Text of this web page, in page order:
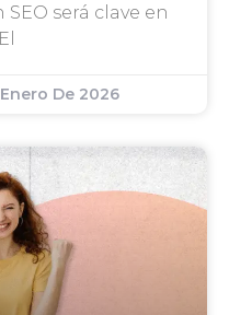
será clave en
De 2026